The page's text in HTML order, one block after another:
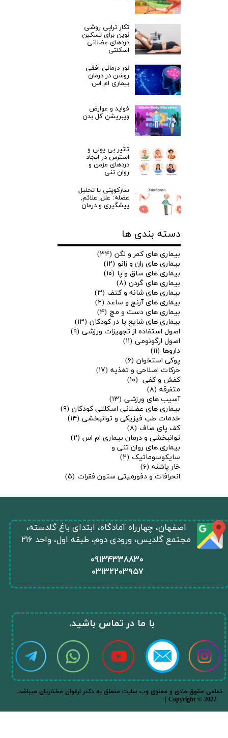
تکار تراپی روشی
نوین برای تسکین
دردهای عضلانی
اسکلتی
نور درمانی افقی
روشن در درمان
بیماری ام اس
فواید و عوارض
ویبریشن کل بدن
تاثیر بی پولی و
استرس در ایجاد
دردهای مزمن و
روان تنی
سارکوپنی یا تحلیل
عضله: علل, علائم,
پیشگیری و درمان
دسته بندی ها
بیماری های کمر و لگن (۳۴)
بیماری های ران و زانو (۱۲)
بیماری های ساق و پا (۱۰)
بیماری های گردن (۸)
بیماری های شانه و کتف (۳)
بیماری های آرنج و ساعد (۲)
بیماری های دست و مچ (۴)
بیماری های شایع پا در کودکان (۱۳)
اصول استفاده از تجهیزات ورزشی (۹)
اصول ارگونومی (۱۱)
داروها (۱۱)
پوکی استخوان (۶)
حرکات اصلاحی و تغذیه (۱۷)
کفش و کفی (۱۰)
متفرقه (۸)
آسیب های ورزشی (۱۳)
بیماری های عضلانی اسکلتی کودکان (۹)
خدمات طب فیزیکی و توانبخشی (۱۴)
کف پای صاف (۸)
توانبخشی و درمان بیماری ام اس (۲)
بیماری های روان تنی و
سایکوسوماتیک (۲)
خار پاشنه (۶)
انحرافات و دفورمیتی ستون فقرات (۵)
​۰۹۱۳۴۳۳۸۸۳۰
۰۳۱۳۲۲۰۳۹۵۷
​اصفهان، چهارراه آمادگاه، ابتدای باغ گلدسته،
مجتمع گلدیس، ورودی دوم، طبقه اول، واحد ۲۱۶
​با ما در تماس باشید.​​​​​​​
.تمامی حقوق مادی و معنوی وب سایت متعلق به دکتر ارغوان مختاریان میباشد
| Copyright © 2022